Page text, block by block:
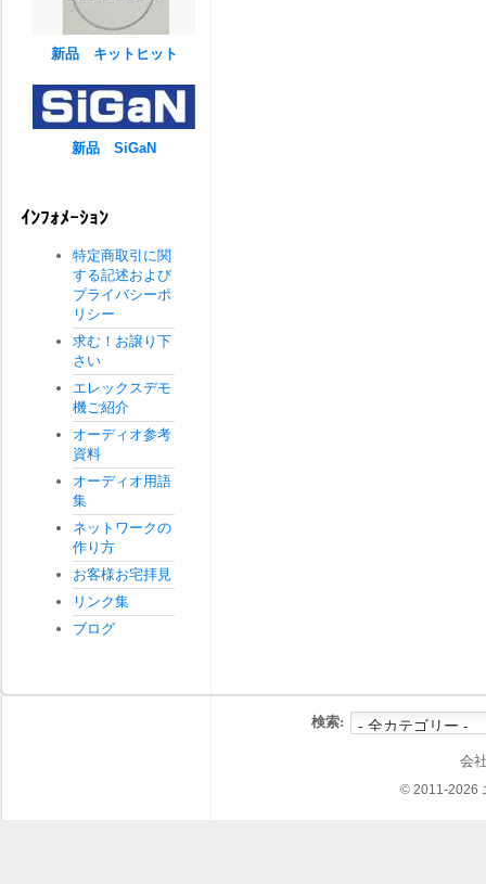
新品 キットヒット
新品 SiGaN
ｲﾝﾌｫﾒｰｼｮﾝ
特定商取引に関
する記述および
プライバシーポ
リシー
求む！お譲り下
さい
エレックスデモ
機ご紹介
オーディオ参考
資料
オーディオ用語
集
ネットワークの
作り方
お客様お宅拝見
リンク集
ブログ
検索:
会
© 2011-2026